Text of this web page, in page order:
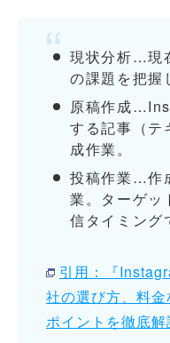
現状分析…現
の課題を把握
原稿作成
する記事（テ
成作業。
投稿作業…作
業。ターゲッ
信タイミング
引用：『
社の選び方、料
ポイントを徹底解